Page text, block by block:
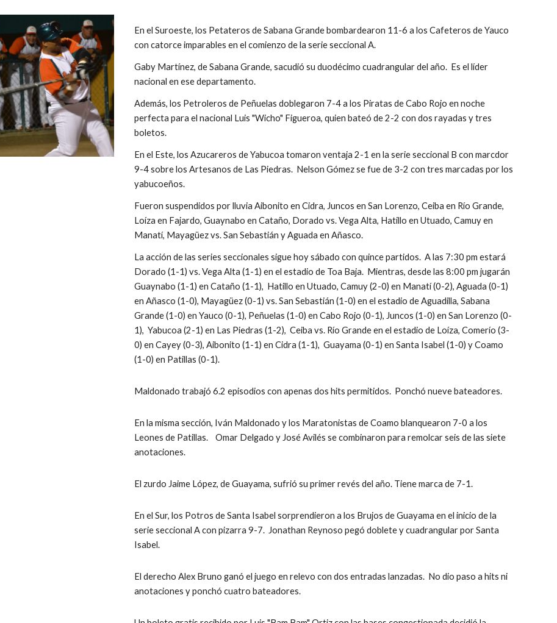
En el Suroeste, los Petateros de Sabana Grande bombardearon 11-6 a los Cafeteros de Yauco
con catorce imparables en el comienzo de la serie seccional A.
Gaby Martínez, de Sabana Grande, sacudió su duodécimo cuadrangular del año.  Es el líder
nacional en ese departamento.
Además, los Petroleros de Peñuelas doblegaron 7-4 a los Piratas de Cabo Rojo en noche
perfecta para el nacional Luis "Wicho" Figueroa, quien bateó de 2-2 con dos rayadas y tres
boletos.
En el Este, los Azucareros de Yabucoa tomaron ventaja 2-1 en la serie seccional B con marcdor
9-4 sobre los Artesanos de Las Piedras.  Nelson Gómez se fue de 3-2 con tres marcadas por los
yabucoeños.
Fueron suspendidos por lluvia Aibonito en Cidra, Juncos en San Lorenzo, Ceiba en Río Grande,
Loíza en Fajardo, Guaynabo en Cataño, Dorado vs. Vega Alta, Hatillo en Utuado, Camuy en
Manatí, Mayagüez vs. San Sebastián y Aguada en Añasco.
La acción de las series seccionales sigue hoy sábado con quince partidos.  A las 7:30 pm estará
Dorado (1-1) vs. Vega Alta (1-1) en el estadio de Toa Baja.  Mientras, desde las 8:00 pm jugarán
Guaynabo (1-1) en Cataño (1-1),  Hatillo en Utuado, Camuy (2-0) en Manatí (0-2), Aguada (0-1)
en Añasco (1-0), Mayagüez (0-1) vs. San Sebastián (1-0) en el estadio de Aguadilla, Sabana
Grande (1-0) en Yauco (0-1), Peñuelas (1-0) en Cabo Rojo (0-1), Juncos (1-0) en San Lorenzo (0-
1),  Yabucoa (2-1) en Las Piedras (1-2),  Ceiba vs. Río Grande en el estadio de Loíza, Comerío (3-
0) en Cayey (0-3), Aibonito (1-1) en Cidra (1-1),  Guayama (0-1) en Santa Isabel (1-0) y Coamo
(1-0) en Patillas (0-1).
Maldonado trabajó 6.2 episodios con apenas dos hits permitidos.  Ponchó nueve bateadores.
En la misma sección, Iván Maldonado y los Maratonistas de Coamo blanquearon 7-0 a los
Leones de Patillas.    Omar Delgado y José Avilés se combinaron para remolcar seis de las siete
anotaciones.
El zurdo Jaime López, de Guayama, sufrió su primer revés del año. Tiene marca de 7-1.
En el Sur, los Potros de Santa Isabel sorprendieron a los Brujos de Guayama en el inicio de la
serie seccional A con pizarra 9-7.  Jonathan Reynoso pegó doblete y cuadrangular por Santa
Isabel.
El derecho Alex Bruno ganó el juego en relevo con dos entradas lanzadas.  No dio paso a hits ni
anotaciones y ponchó cuatro bateadores.